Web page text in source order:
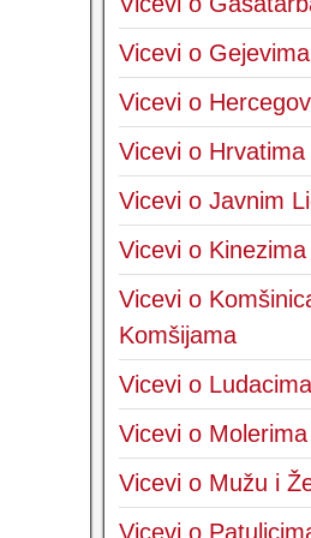
Vicevi o Gejevima
Vicevi o
Vicevi o Hrvatima
Vicevi o Javnim
Vicevi o Kinezima
Vicevi o
Komšijama
Vicevi o Ludacima
Vicevi o Molerima
Vicevi o Mužu i
Vicevi o